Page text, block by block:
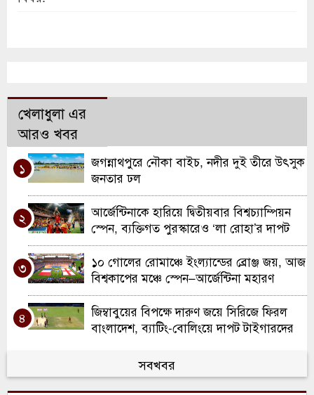
খেলাধুলা এর
আরও খবর
১
জগন্নাথপুরে নৌকা বাইচ, নদীর দুই তীরে উৎসুক
জনতার ঢল
২
আর্জেন্টিনাকে হারিয়ে দ্বিতীয়বার বিশ্বচ্যাম্পিয়ন
স্পেন, ব্যক্তিগত পুরস্কারেও ‘লা রোহা’র দাপট
৩
১০ গোলের রোমাঞ্চে ইংল্যান্ডের ব্রোঞ্জ জয়, আজ
বিশ্বকাপের মঞ্চে স্পেন–আর্জেন্টিনা মহারণ
৪
জিম্বাবুয়ের বিপক্ষে দারুণ জয়ে সিরিজে ফিরল
বাংলাদেশ, ব্যাটিং-বোলিংয়ে দাপট টাইগারদের
বিশ্বকাপ ফাইনালে আর্জেন্টিনা-স্পেন: টানা
দ্বিতীয়বার শিরোপার লড়াইয়ে আলবিসেলেস্তেরা
সবখবর